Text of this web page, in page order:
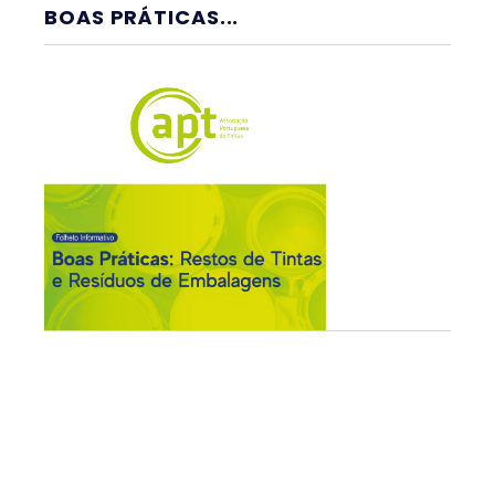
BOAS PRÁTICAS...